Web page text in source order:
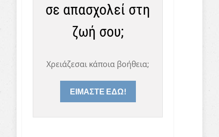
σε απασχολεί στη
ζωή σου;
Χρειάζεσαι κάποια βοήθεια;
ΕΙΜΑΣΤΕ ΕΔΩ!